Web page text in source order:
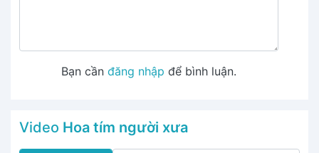
Bạn cần đăng nhập để bình luận.
Video Hoa tím người xưa